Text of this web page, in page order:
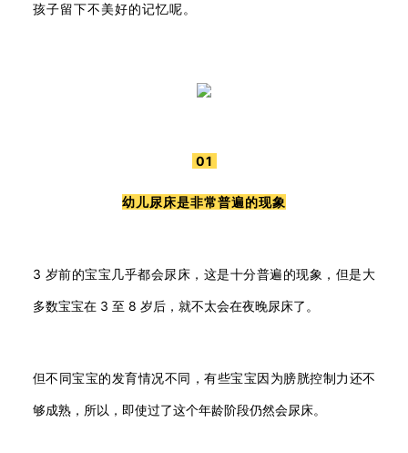
孩子留下不美好的记忆呢。
01
幼儿尿床是非常普遍的现象
3 岁前的宝宝几乎都会尿床，这是十分普遍的现象，但是大
多数宝宝在 3 至 8 岁后，就不太会在夜晚尿床了。
但不同宝宝的发育情况不同，有些宝宝因为膀胱控制力还不
够成熟，所以，即使过了这个年龄阶段仍然会尿床。